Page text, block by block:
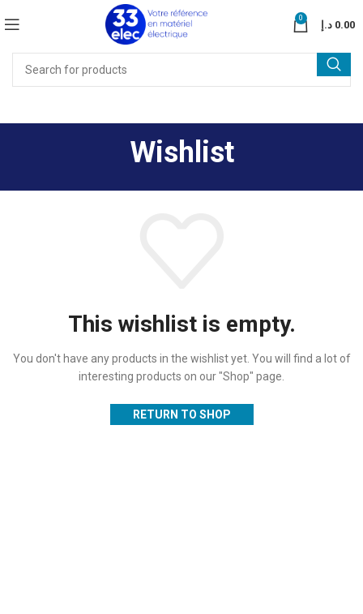
0
0.00 د.إ
Wishlist
This wishlist is empty.
You don't have any products in the wishlist yet. You will find a lot of
interesting products on our "Shop" page.
RETURN TO SHOP